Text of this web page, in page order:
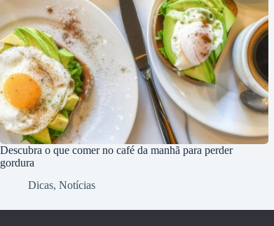
Descubra o que comer no café da manhã para perder
gordura
Dicas, Notícias